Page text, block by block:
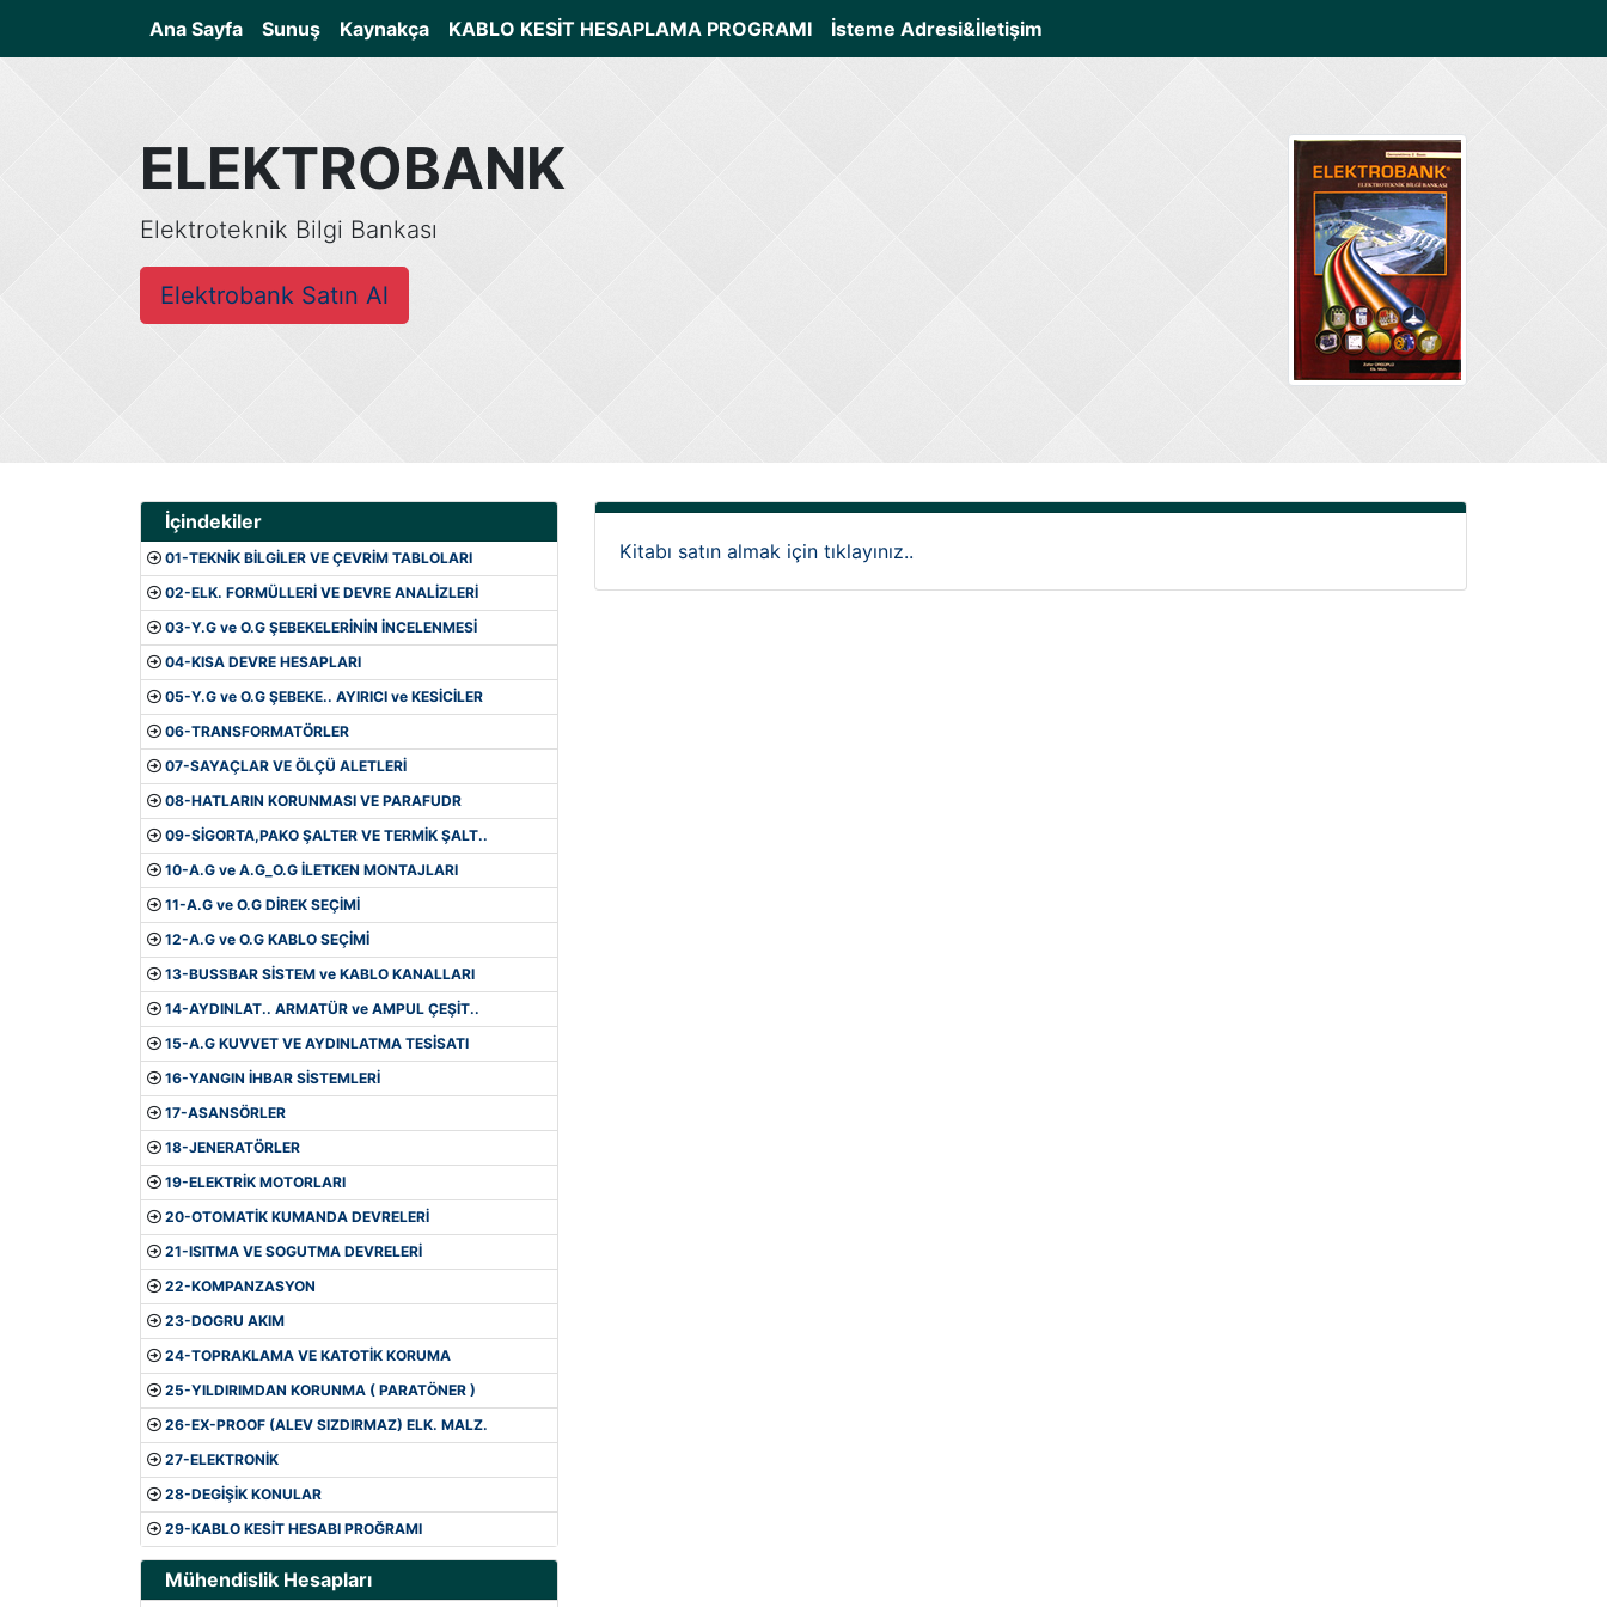
Ana Sayfa(current)
Sunuş Kaynakça KABLO KESİT HESAPLAMA PROGRAMI İsteme Adresi&İletişim
ELEKTROBANK
Elektroteknik Bilgi Bankası
Elektrobank Satın Al
İçindekiler
01-TEKNİK BİLGİLER VE ÇEVRİM TABLOLARI
02-ELK. FORMÜLLERİ VE DEVRE ANALİZLERİ
03-Y.G ve O.G ŞEBEKELERİNİN İNCELENMESİ
04-KISA DEVRE HESAPLARI
05-Y.G ve O.G ŞEBEKE.. AYIRICI ve KESİCİLER
06-TRANSFORMATÖRLER
07-SAYAÇLAR VE ÖLÇÜ ALETLERİ
08-HATLARIN KORUNMASI VE PARAFUDR
09-SİGORTA,PAKO ŞALTER VE TERMİK ŞALT..
10-A.G ve A.G_O.G İLETKEN MONTAJLARI
11-A.G ve O.G DİREK SEÇİMİ
12-A.G ve O.G KABLO SEÇİMİ
13-BUSSBAR SİSTEM ve KABLO KANALLARI
14-AYDINLAT.. ARMATÜR ve AMPUL ÇEŞİT..
15-A.G KUVVET VE AYDINLATMA TESİSATI
16-YANGIN İHBAR SİSTEMLERİ
17-ASANSÖRLER
18-JENERATÖRLER
19-ELEKTRİK MOTORLARI
20-OTOMATİK KUMANDA DEVRELERİ
21-ISITMA VE SOGUTMA DEVRELERİ
22-KOMPANZASYON
23-DOGRU AKIM
24-TOPRAKLAMA VE KATOTİK KORUMA
25-YILDIRIMDAN KORUNMA ( PARATÖNER )
26-EX-PROOF (ALEV SIZDIRMAZ) ELK. MALZ.
27-ELEKTRONİK
28-DEGİŞİK KONULAR
29-KABLO KESİT HESABI PROĞRAMI
Mühendislik Hesapları
Kitabı satın almak için tıklayınız..